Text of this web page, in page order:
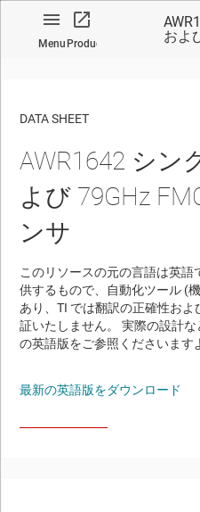
MenuProduct
およ
No matches found.
DATA SHEET
AWR1642 シン
よび 79GHz
ンサ
このリソースの元の言語は英語
供するもので、自動化ツール (
あり、TI では翻訳の正確性お
証いたしません。 実際の設計
の英語版をご参照くださいます
最新の英語版をダウンロード